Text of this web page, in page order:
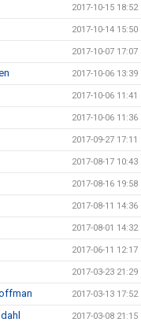
2017-10-15 18:52
2017-10-14 15:50
2017-10-07 17:07
2017-10-06 13:39
2017-10-06 11:41
2017-10-06 11:36
2017-09-27 17:11
2017-08-17 10:43
2017-08-16 19:58
2017-08-11 14:36
2017-08-01 14:32
2017-06-11 12:17
2017-03-23 21:29
2017-03-13 17:52
2017-03-08 21:15